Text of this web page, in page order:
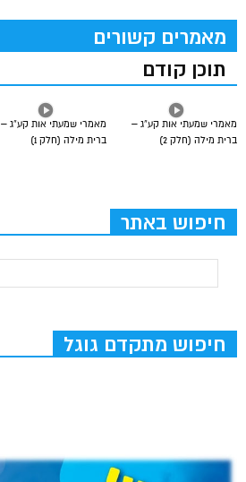
מאמרים קשורים
תוכן קודם
מאמרי שמעתי אות קע”ג –
ברית מילה (חלק 1)
מאמרי שמעתי אות קע”ג –
ברית מילה (חלק 2)
חיפוש באתר
חיפוש מתקדם גוגל